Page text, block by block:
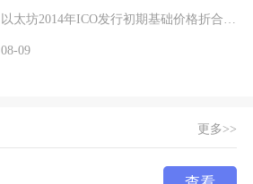
08-09
更多>>